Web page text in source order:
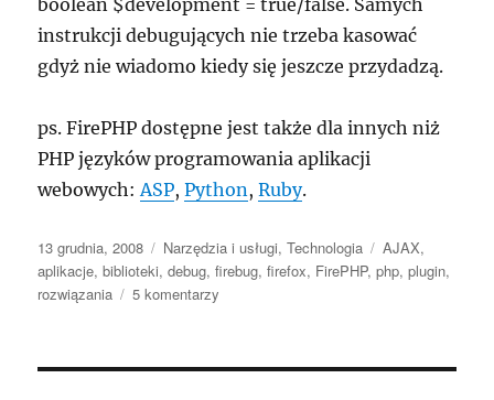
boolean $development = true/false. Samych
instrukcji debugujących nie trzeba kasować
gdyż nie wiadomo kiedy się jeszcze przydadzą.
ps. FirePHP dostępne jest także dla innych niż
PHP języków programowania aplikacji
webowych:ASP,Python,Ruby.
Data
publikacji
13 grudnia, 2008 Kategorie
Narzędzia i usługi,Technologia Tagi
AJAX,
aplikacje,biblioteki,debug,firebug,firefox, FirePHP,php,plugin,
rozwiązania
5 komentarzy
przyjazne